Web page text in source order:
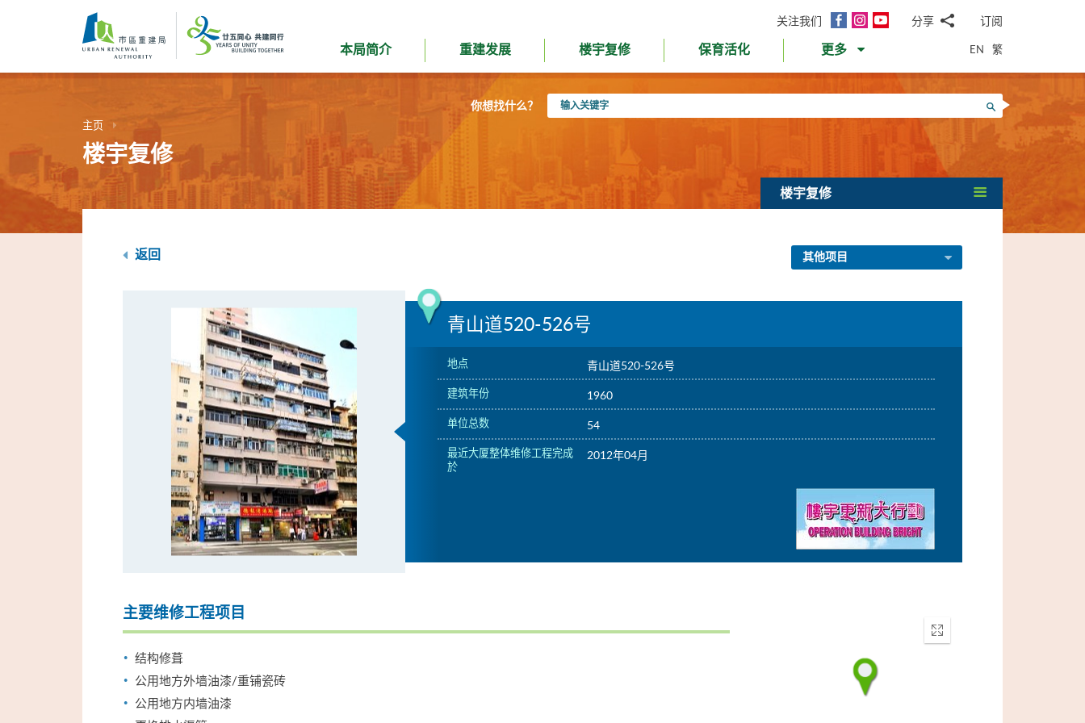
内
关注我们
面
InstagramYouTube分享
邮WhatsApp
微
信
面
书Twitter
LinkedIn
微
订阅
本局简介 重建发展 楼宇复修 保育活化 更多 EN 繁
你想找什么？
入
搜寻
主页
楼宇复修
楼宇复修
返回 其他项目
青山道520-526号
地点 青山道520-526号
建筑年份 1960
单位总数 54
最近大厦整体维修工程完成
於
2012年04月
主要维修工程项目
结构修葺
公用地方外墙油漆/重铺瓷砖
公用地方内墙油漆
Enter
fullscreen